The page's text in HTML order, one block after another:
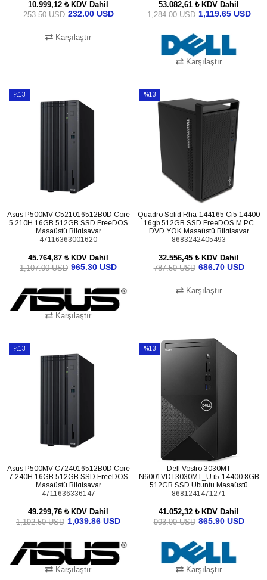
10.999,12 ₺ KDV Dahil
232.00 USD
253.50 USD
Karşılaştır
53.082,61 ₺ KDV Dahil
1,119.65 USD
1,284.00 USD
Karşılaştır
%13
Asus P500MV-C521016512B0D Core
5 210H 16GB 512GB SSD FreeDOS
Masaüstü Bilgisayar
47116363001620
45.764,87 ₺ KDV Dahil
965.30 USD
1,107.00 USD
Karşılaştır
%13
İndirim
%13İndirim
Quadro Solid Rha-144165 Ci5 14400
16gb 512GB SSD FreeDOS M.PC
DVD YOK Masaüstü Bilgisayar
8683242405493
32.556,45 ₺ KDV Dahil
686.70 USD
787.50 USD
Karşılaştır
%13
Asus P500MV-C724016512B0D Core
7 240H 16GB 512GB SSD FreeDOS
Masaüstü Bilgisayar
4711636336147
49.299,76 ₺ KDV Dahil
1,039.86 USD
1,192.50 USD
Karşılaştır
%13
Dell Vostro 3030MT
N6001VDT3030MT_U i5-14400 8GB
512GB SSD Ubuntu Masaüstü
Bilgisayar (Upg)
8681241471271
41.052,32 ₺ KDV Dahil
865.90 USD
993.00 USD
Karşılaştır